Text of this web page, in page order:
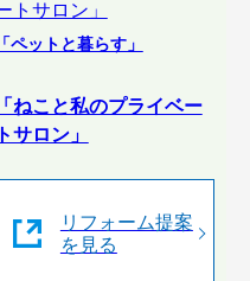
「ペットと暮らす」
「ねこと私のプライベー
トサロン」
リフォーム提案
を見る